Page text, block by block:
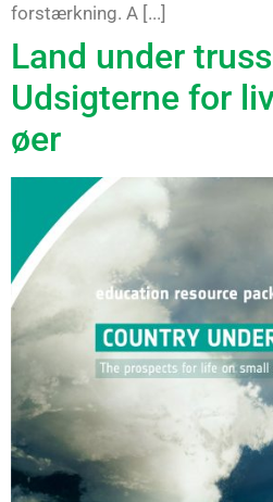
forstærkning. A [...]
Land under
Udsigterne for
øer